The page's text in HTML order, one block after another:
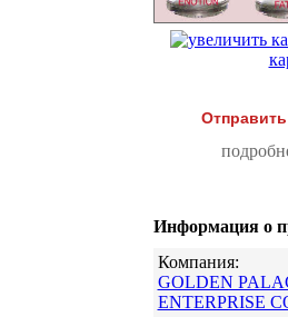
Информация о
Компания:
GOLDEN
ENTERPRISE